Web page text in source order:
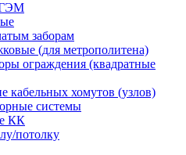
ГЭМ
заборам
(для метрополитена)
ограждения (квадратные
кабельных хомутов (узлов)
системы
КК
потолку